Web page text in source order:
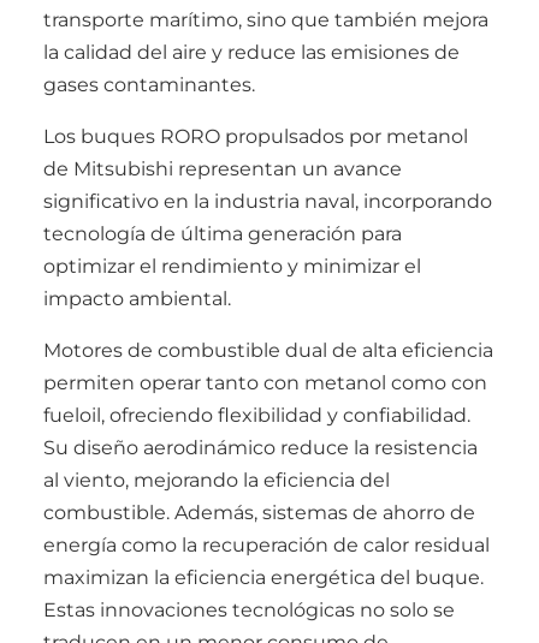
transporte marítimo, sino que también mejora
la calidad del aire y reduce las emisiones de
gases contaminantes.
Los buques RORO propulsados por metanol
de Mitsubishi representan un avance
significativo en la industria naval, incorporando
tecnología de última generación para
optimizar el rendimiento y minimizar el
impacto ambiental.
Motores de combustible dual de alta eficiencia
permiten operar tanto con metanol como con
fueloil, ofreciendo flexibilidad y confiabilidad.
Su diseño aerodinámico reduce la resistencia
al viento, mejorando la eficiencia del
combustible. Además, sistemas de ahorro de
energía como la recuperación de calor residual
maximizan la eficiencia energética del buque.
Estas innovaciones tecnológicas no solo se